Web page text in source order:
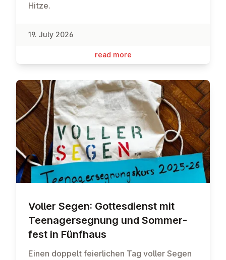
Hitze.
19. July 2026
read more
Voller Segen: Gottes­di­enst mit
Teen­agersegnung und Som­mer­
fest in Fünfhaus
Einen doppelt feierlichen Tag voller Segen